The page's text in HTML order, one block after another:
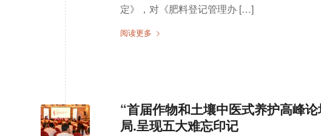
定》，对《肥料登记管理办 […]
阅读更多
“首届作物和土壤中医式养护高峰
局.呈现五大难忘印记